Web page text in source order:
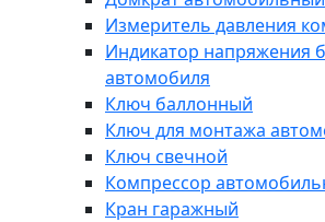
Измеритель давления
Индикатор напряжения
автомобиля
Ключ баллонный
Ключ для монтажа
Ключ свечной
Компрессор
Кран гаражный